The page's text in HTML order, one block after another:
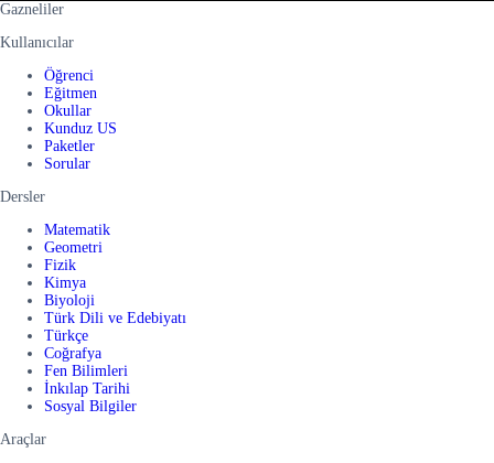
Gazneliler
Kullanıcılar
Öğrenci
Eğitmen
Okullar
Kunduz US
Paketler
Sorular
Dersler
Matematik
Geometri
Fizik
Kimya
Biyoloji
Türk Dili ve Edebiyatı
Türkçe
Coğrafya
Fen Bilimleri
İnkılap Tarihi
Sosyal Bilgiler
Araçlar